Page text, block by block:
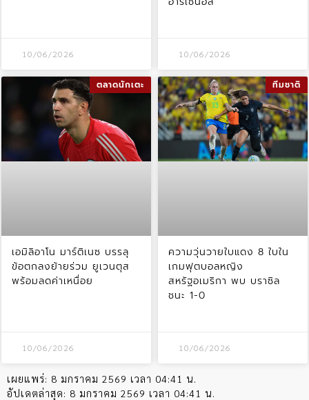
10/06/2026 10/06/2026
ตลาดนักเตะ
เอมิลิอาโน มาร์ติเนซ บรรลุ
ข้อตกลงย้ายร่วม ยูเวนตุส
พร้อมลดค่าเหนื่อย
10/06/2026
ทีมชาติ
ความวุ่นวายใบแดง 8 ใบใน
เกมฟุตบอลหญิง
สหรัฐอเมริกา พบ บราซิล
ชนะ 1-0
10/06/2026
เผยแพร่: 8 มกราคม 2569 เวลา 04:41 น.
อัปเดตล่าสุด: 8 มกราคม 2569 เวลา 04:41 น.